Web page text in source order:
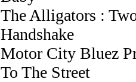
The Alligators :
Handshake
Motor City Bluez
To The Street